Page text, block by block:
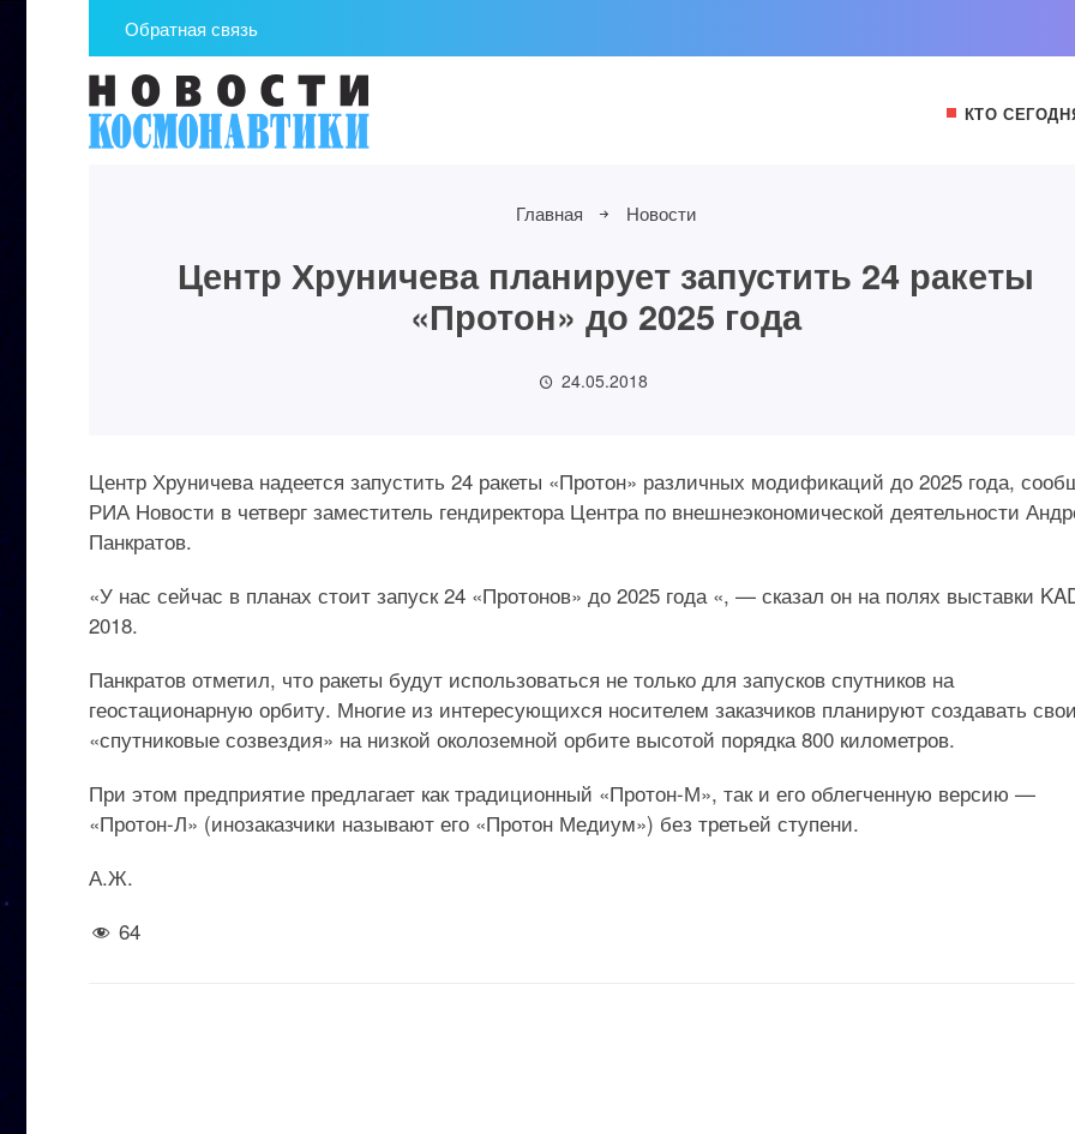
Обратная связь
КТО
Главная Новости
Центр Хруничева планирует запустить 24 ракеты
«Протон» до 2025 года
24.05.2018
Центр Хруничева надеется запустить 24 ракеты «Протон» различных модификаций до 2025 года,
РИА Новости в четверг заместитель гендиректора Центра по внешнеэкономической деятельности
Панкратов.
«У нас сейчас в планах стоит запуск 24 «Протонов» до 2025 года «, — сказал он на полях выставки
2018.
Панкратов отметил, что ракеты будут использоваться не только для запусков спутников на
геостационарную орбиту. Многие из интересующихся носителем заказчиков планируют создавать
«спутниковые созвездия» на низкой околоземной орбите высотой порядка 800 километров.
При этом предприятие предлагает как традиционный «Протон-М», так и его облегченную версию —
«Протон-Л» (инозаказчики называют его «Протон Медиум») без третьей ступени.
А.Ж.
64